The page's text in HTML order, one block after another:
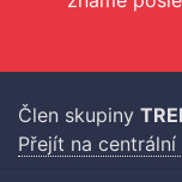
Člen skupiny
Přejít na